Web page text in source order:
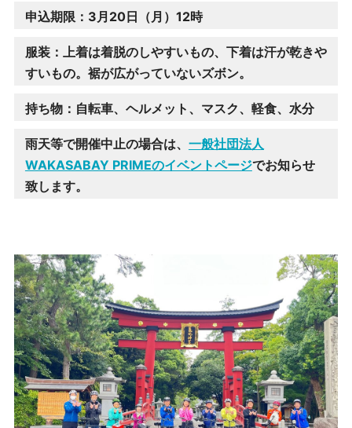
申込期限：3月20日（月）12時
服装：上着は着脱のしやすいもの、下着は汗が乾きや
すいもの。裾が広がっていないズボン。
持ち物：自転車、ヘルメット、マスク、軽食、水分
雨天等で開催中止の場合は、 一般社団法人
WAKASABAY PRIMEのイベントページでお知らせ
致します。